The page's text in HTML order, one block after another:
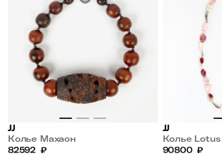
JJ
Колье Махаон
82592 ₽
JJ
Колье
90800 ₽